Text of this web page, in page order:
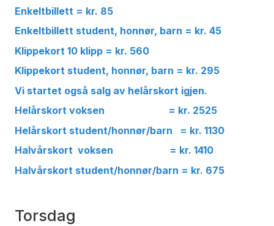
Enkeltbillett = kr. 85
Enkeltbillett student, honnør, barn = kr. 45
Klippekort 10 klipp = kr. 560
Klippekort student, honnør, barn = kr. 295
Vi startet også salg av helårskort igjen.
Helårskort voksen = kr. 2525
Helårskort student/honnør/barn = kr. 1130
Halvårskort voksen = kr. 1410
Halvårskort student/honnør/barn = kr. 675
Torsdag